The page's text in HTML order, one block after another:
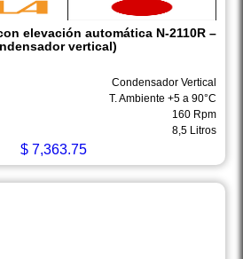
elevación automática N-2110R –
vertical)
Condensador Vertical
T. Ambiente +5 a 90°C
160 Rpm
8,5 Litros
$7,363.75